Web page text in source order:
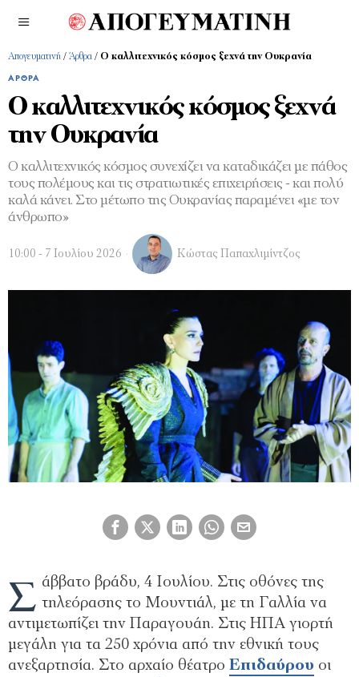
Απογευματινή / Άρθρα / Ο καλλιτεχνικός κόσμος ξεχνά την Ουκρανία
ΆΡΘΡΑ
Ο καλλιτεχνικός κόσμος ξεχνά
την Ουκρανία
Ο καλλιτεχνικός κόσμος συνεχίζει να καταδικάζει με πάθος
τους πολέμους και τις στρατιωτικές επιχειρήσεις - και πολύ
καλά κάνει. Στο μέτωπο της Ουκρανίας παραμένει «με τον
άνθρωπο»
10:00 - 7 Ιουλίου 2026 Κώστας Παπαχλιμίντζος
Σ άββατο βράδυ, 4 Ιουλίου. Στις οθόνες της
τηλεόρασης το Μουντιάλ, με τη Γαλλία να
αντιμετωπίζει την Παραγουάη. Στις ΗΠΑ γιορτή
μεγάλη για τα 250 χρόνια από την εθνική τους
ανεξαρτησία. Στο αρχαίο θέατρο Επιδαύρου οι